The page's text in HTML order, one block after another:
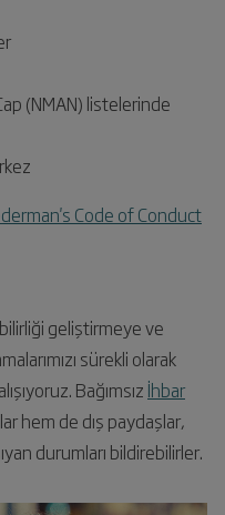
(NMAN) listelerinde
Code of Conduct
geliştirmeye ve
sürekli olarak
Bağımsız İhbar
hem de dış paydaşlar,
durumları bildirebilirler.